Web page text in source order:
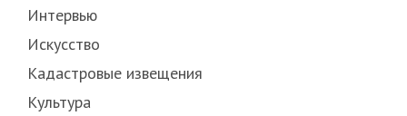
Интервью
Искусство
Кадастровые извещения
Культура